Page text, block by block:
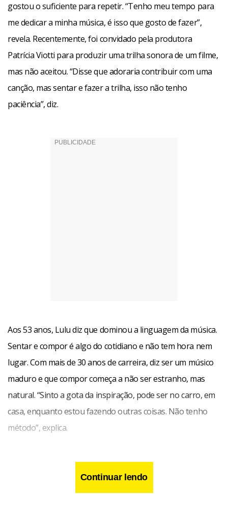
gostou o suficiente para repetir. “Tenho meu tempo para
me dedicar a minha música, é isso que gosto de fazer”,
revela. Recentemente, foi convidado pela produtora
Patrícia Viotti para produzir uma trilha sonora de um filme,
mas não aceitou. “Disse que adoraria contribuir com uma
canção, mas sentar e fazer a trilha, isso não tenho
paciência”, diz.
Aos 53 anos, Lulu diz que dominou a linguagem da música.
Sentar e compor é algo do cotidiano e não tem hora nem
lugar. Com mais de 30 anos de carreira, diz ser um músico
maduro e que compor começa a não ser estranho, mas
natural. “Sinto a gota da inspiração, pode ser no carro, em
casa, enquanto estou fazendo outras coisas. Não tenho
método”, explica.
Nas horas vagas, Lulu se distrai com o bom equipamento
de áudio e vídeo que tem em casa. Escolhe um DVD de
música, da sua coleção de mais de cem, e assiste. Para ele, o
Continuar lendo